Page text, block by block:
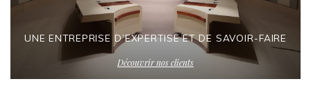
UNE ENTREPRISE D’EXPERTISE ET DE SAVOIR-FAIRE
Découvrir nos clients